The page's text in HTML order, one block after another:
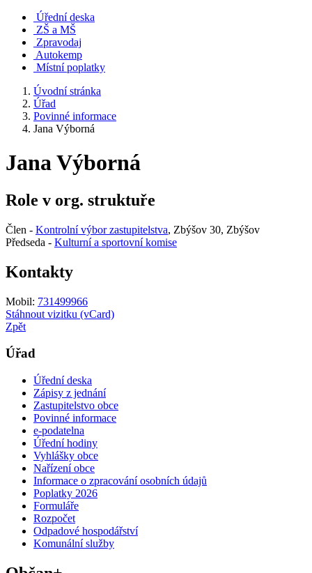
Úřední deska
ZŠ a MŠ
Zpravodaj
Autokemp
Místní poplatky
Úvodní stránka
Úřad
Povinné informace
Jana Výborná
Jana Výborná
Role v org. struktuře
Člen - Kontrolní výbor zastupitelstva, Zbýšov 30, Zbýšov
Předseda - Kulturní a sportovní komise
Kontakty
Mobil: 731499966
Stáhnout vizitku (vCard)
Zpět
Úřad
Úřední deska
Zápisy z jednání
Zastupitelstvo obce
Povinné informace
e-podatelna
Úřední hodiny
Vyhlášky obce
Nařízení obce
Informace o zpracování osobních údajů
Poplatky 2026
Formuláře
Rozpočet
Odpadové hospodářství
Komunální služby